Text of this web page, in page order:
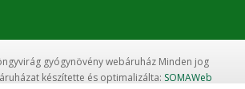
gyógynövény webáruház Minden jog
készítette és optimalizálta: SOMAWeb